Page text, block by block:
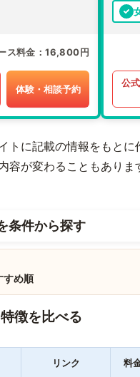
ス料金 16,800円
体験・相談予約
公
トに記載の情報をもと
容が変わることもありま
条件から探す
すめ順
徴を比べる
リンク 料